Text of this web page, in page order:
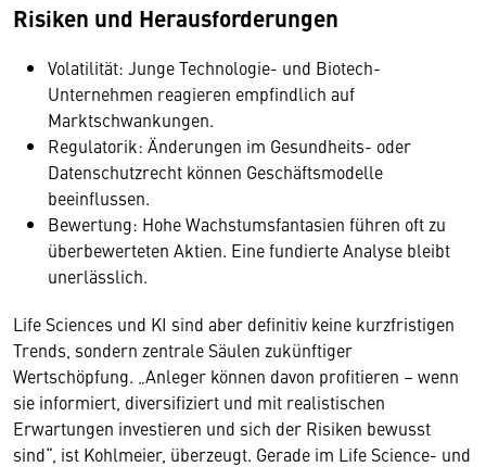
Risiken und Herausforderungen
Volatilität: Junge Technologie- und Biotech-
Unternehmen reagieren empfindlich auf
Marktschwankungen.
Regulatorik: Änderungen im Gesundheits- oder
Datenschutzrecht können Geschäftsmodelle
beeinflussen.
Bewertung: Hohe Wachstumsfantasien führen oft zu
überbewerteten Aktien. Eine fundierte Analyse bleibt
unerlässlich.
Life Sciences und KI sind aber definitiv keine kurzfristigen
Trends, sondern zentrale Säulen zukünftiger
Wertschöpfung. „Anleger können davon profitieren – wenn
sie informiert, diversifiziert und mit realistischen
Erwartungen investieren und sich der Risiken bewusst
sind“, ist Kohlmeier, überzeugt. Gerade im Life Science- und